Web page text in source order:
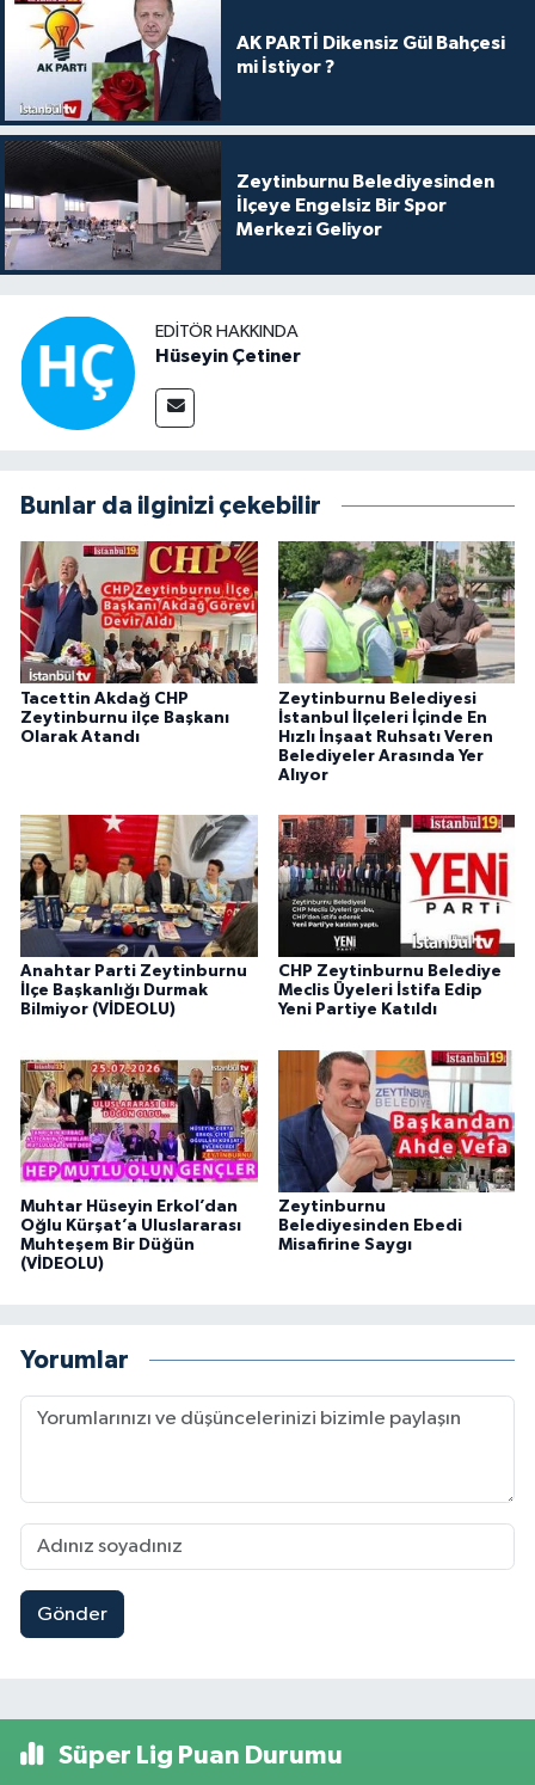
AK PARTİ Dikensiz Gül Bahçesi
mi İstiyor ?
Zeytinburnu Belediyesinden
İlçeye Engelsiz Bir Spor
Merkezi Geliyor
EDITÖR HAKKINDA
Hüseyin Çetiner
Bunlar da ilginizi çekebilir
Tacettin Akdağ CHP
Zeytinburnu ilçe Başkanı
Olarak Atandı
Zeytinburnu Belediyesi
İstanbul İlçeleri İçinde En
Hızlı İnşaat Ruhsatı Veren
Belediyeler Arasında Yer
Alıyor
Anahtar Parti Zeytinburnu
İlçe Başkanlığı Durmak
Bilmiyor (VİDEOLU)
CHP Zeytinburnu Belediye
Meclis Üyeleri İstifa Edip
Yeni Partiye Katıldı
Muhtar Hüseyin Erkol’dan
Oğlu Kürşat’a Uluslararası
Muhteşem Bir Düğün
(VİDEOLU)
Zeytinburnu
Belediyesinden Ebedi
Misafirine Saygı
Yorumlar
Gönder
Süper Lig Puan Durumu